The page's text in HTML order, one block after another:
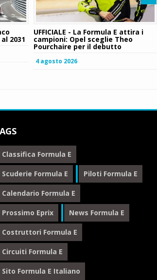
2031
UFFICIALE - La Formula E attira i
campioni: Opel sceglie Theo
Pourchaire per il debutto
4 agosto 2026
Classifica Formula E
Scuderie Formula E Piloti Formula E
Calendario Formula E
Prossimo Eprix News Formula E
Costruttori Formula E
Circuiti Formula E
Sito Formula E Italiano